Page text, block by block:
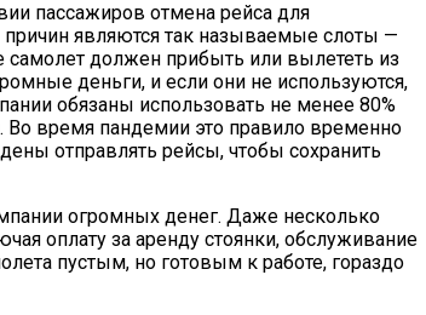
пассажиров отмена рейса для
являются так называемые слоты —
должен прибыть или вылететь из
деньги, и если они не используются,
обязаны использовать не менее 80%
Во время пандемии это правило временно
отправлять рейсы, чтобы сохранить
огромных денег. Даже несколько
оплату за аренду стоянки, обслуживание
пустым, но готовым к работе, гораздо